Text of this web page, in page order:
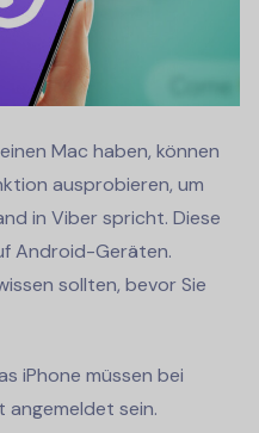
Mac haben, können
ausprobieren, um
in Viber spricht. Diese
Android-Geräten.
sollten, bevor Sie
iPhone müssen bei
sein.